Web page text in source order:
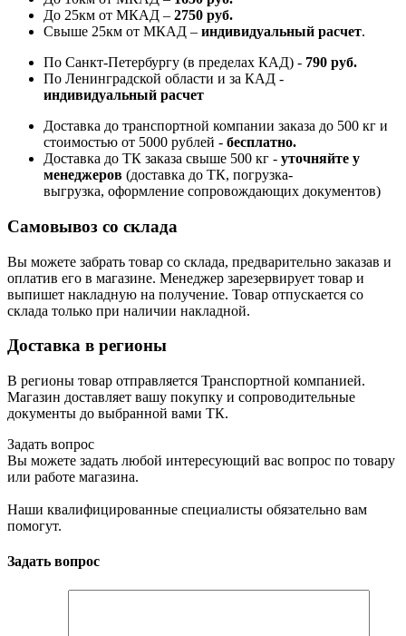
До 25км от МКАД – 2750 руб.
Свыше 25км от МКАД – индивидуальный расчет.
По Санкт-Петербургу (в пределах КАД) - 790 руб.
По Ленинградской области и за КАД -
индивидуальный расчет
Доставка до транспортной компании заказа до 500 кг и
стоимостью от 5000 рублей - бесплатно.
Доставка до ТК заказа свыше 500 кг - уточняйте у
менеджеров (доставка до ТК, погрузка-
выгрузка, оформление сопровождающих документов)
Самовывоз со склада
Вы можете забрать товар со склада, предварительно заказав и
оплатив его в магазине. Менеджер зарезервирует товар и
выпишет накладную на получение. Товар отпускается со
склада только при наличии накладной.
Доставка в регионы
В регионы товар отправляется Транспортной компанией.
Магазин доставляет вашу покупку и сопроводительные
документы до выбранной вами ТК.
Задать вопрос
Вы можете задать любой интересующий вас вопрос по товару
или работе магазина.
Наши квалифицированные специалисты обязательно вам
помогут.
Задать вопрос